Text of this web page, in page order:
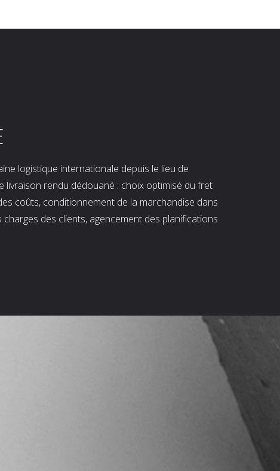
logistique internationale depuis le lieu de
livraison rendu dédouané : choix optimisé du fret
coûts, conditionnement de la marchandise dans
des clients, agencement des planifications